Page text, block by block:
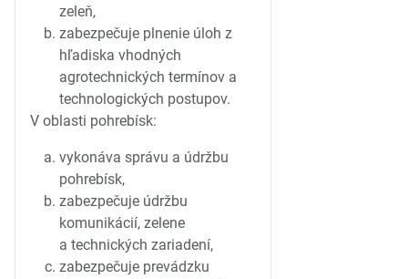
zeleň,
zabezpečuje plnenie úloh z
hľadiska vhodných
agrotechnických termínov a
technologických postupov.
V oblasti pohrebísk:
vykonáva správu a údržbu
pohrebísk,
zabezpečuje údržbu
komunikácií, zelene
a technických zariadení,
zabezpečuje prevádzku